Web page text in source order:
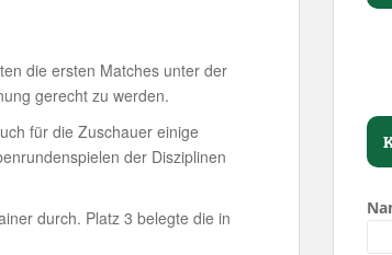
die ersten Matches unter der
gerecht zu werden.
für die Zuschauer einige
der Disziplinen
durch. Platz 3 belegte die in